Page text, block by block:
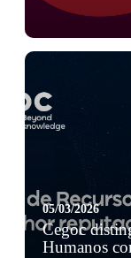
A Training
05/03/2026
Cegoc
Humanos